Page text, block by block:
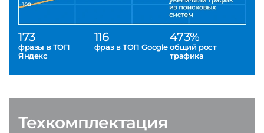
173
фразы в ТОП
Яндекс
116
фраз в ТОП Google
473%
общий рост
трафика
Техкомплектация